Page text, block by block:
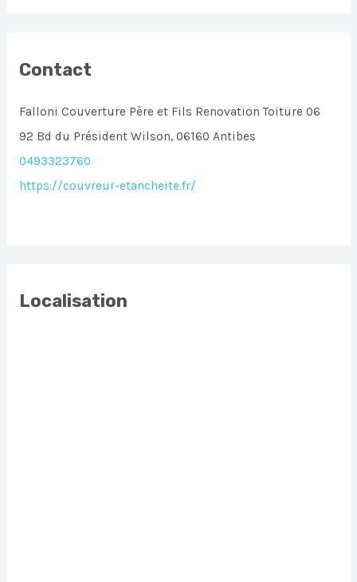
Contact
Falloni Couverture Père et Fils Renovation Toiture 06
92 Bd du Président Wilson, 06160 Antibes
0493323760
https://couvreur-etancheite.fr/
Localisation